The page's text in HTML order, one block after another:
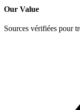
Our Value
Sources vérifiées pour